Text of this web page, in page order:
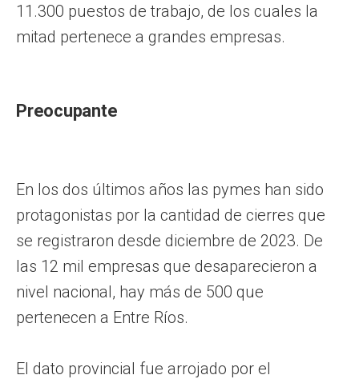
11.300 puestos de trabajo, de los cuales la
mitad pertenece a grandes empresas.
Preocupante
En los dos últimos años las pymes han sido
protagonistas por la cantidad de cierres que
se registraron desde diciembre de 2023. De
las 12 mil empresas que desaparecieron a
nivel nacional, hay más de 500 que
pertenecen a Entre Ríos.
El dato provincial fue arrojado por el